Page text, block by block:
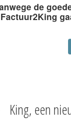
de
Factuur2King
King, een